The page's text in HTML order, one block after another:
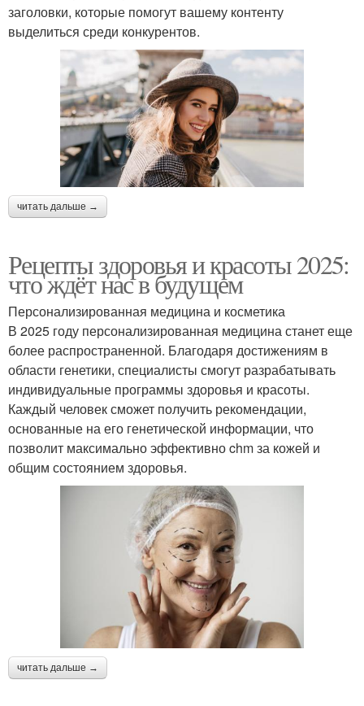
заголовки, которые помогут вашему контенту
выделиться среди конкурентов.
читать дальше →
Рецепты здоровья и красоты 2025:
что ждёт нас в будущем
Персонализированная медицина и косметика
В 2025 году персонализированная медицина станет еще
более распространенной. Благодаря достижениям в
области генетики, специалисты смогут разрабатывать
индивидуальные программы здоровья и красоты.
Каждый человек сможет получить рекомендации,
основанные на его генетической информации, что
позволит максимально эффективно chm за кожей и
общим состоянием здоровья.
читать дальше →